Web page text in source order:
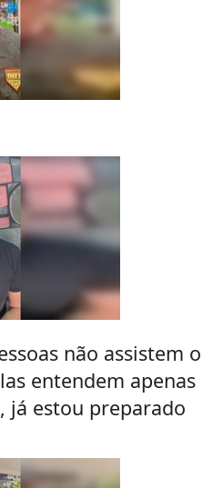
não assistem o
entendem apenas
já estou preparado